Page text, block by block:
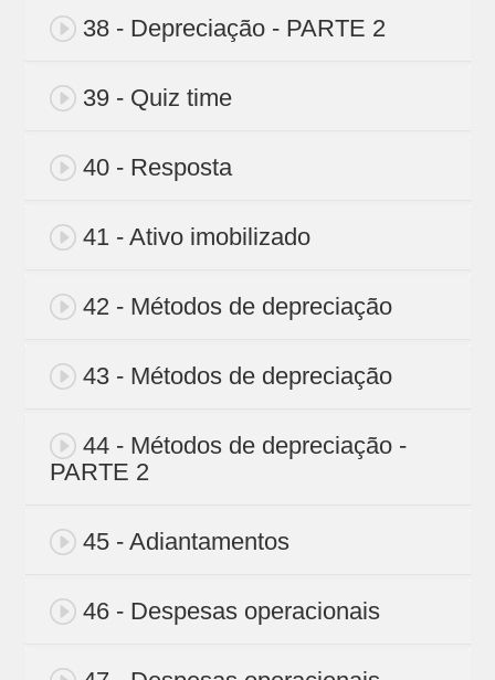
38 - Depreciação - PARTE 2
39 - Quiz time
40 - Resposta
41 - Ativo imobilizado
42 - Métodos de depreciação
43 - Métodos de depreciação
44 - Métodos de depreciação -
PARTE 2
45 - Adiantamentos
46 - Despesas operacionais